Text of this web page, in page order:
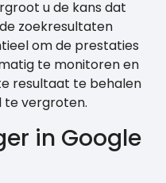
u de kans dat
zoekresultaten
om de prestaties
te monitoren en
resultaat te behalen
te vergroten.
in Google